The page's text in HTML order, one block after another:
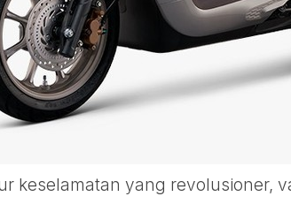
keselamatan yang revolusioner,